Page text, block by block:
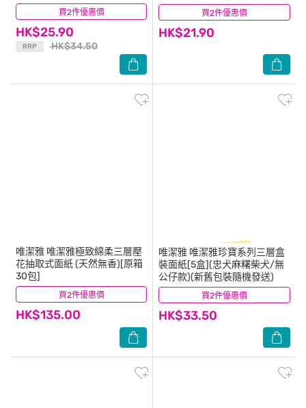
買2件優惠價
HK$25.90
RRP HK$34.50
(9) 買2件優惠價
HK$21.90
(9)
買2件優惠價
唯潔雅 唯潔雅極致綿柔三層壓
花抽取式面紙 (天然無香)[原箱
30包]
HK$135.00
(5) 買2件優惠價
唯潔雅 唯潔雅珍寶系列三層盒
裝面紙[5盒](忠犬麻糬柴犬/無
公仔款)(新舊包裝隨機發送)
HK$33.50
(4)